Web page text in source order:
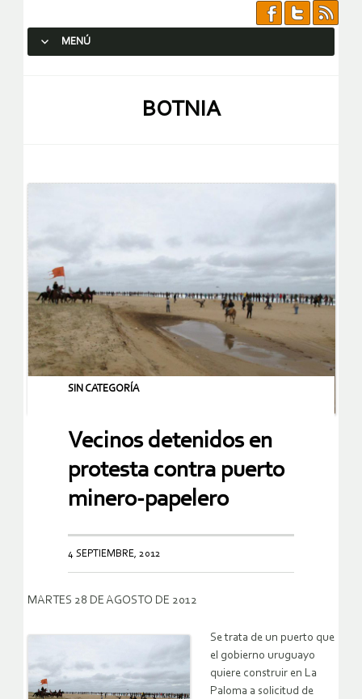
MENÚ
BOTNIA
SIN CATEGORÍA
Vecinos detenidos en
protesta contra puerto
minero-papelero
4 SEPTIEMBRE, 2012
MARTES 28 DE AGOSTO DE 2012
Se trata de un puerto que
el gobierno uruguayo
quiere construir en La
Paloma a solicitud de